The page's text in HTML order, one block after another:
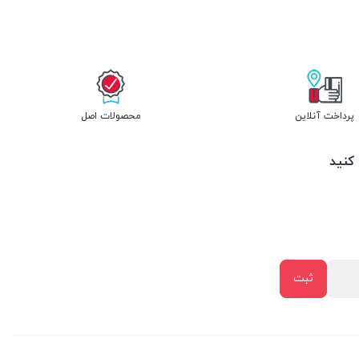
پرداخت آنلاین محصولات اصل
کنید